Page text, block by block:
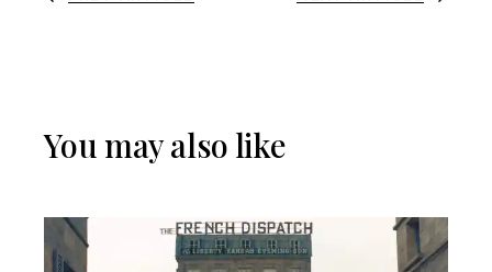
You may also like